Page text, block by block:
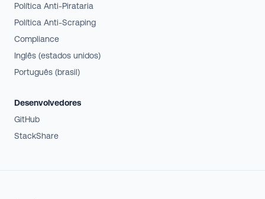
Política Anti-Pirataria
Política Anti-Scraping
Compliance
Inglês (estados unidos)
Português (brasil)
Desenvolvedores
GitHub
StackShare